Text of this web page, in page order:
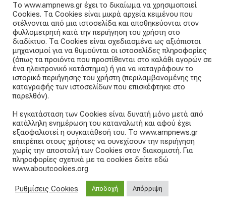
Articles straight into your inbox
Subscribe and receive our weekly newsletter.
m
Subscribe
Public Opinion - Ignition- A magazine theme for WordPress
A theme byCSSIgniter - Powered by WordPress
Το www.ampnews.gr έχει το δικαίωμα να χρησιμοποιεί
Cookies. Τα Cookies είναι μικρά αρχεία κειμένου που
στέλνονται από μια ιστοσελίδα και αποθηκεύονται στον
φυλλομετρητή κατά την περιήγηση του χρήστη στο
διαδίκτυο. Τα Cookies είναι σχεδιασμένα ως αξιόπιστοι
μηχανισμοί για να θυμούνται οι ιστοσελίδες πληροφορίες
(όπως τα προιόντα που προστίθενται στο καλάθι αγορών σε
ένα ηλεκτρονικό κατάστημα) ή για να καταγράφουν το
ιστορικό περιήγησης του χρήστη (περιλαμβανομένης της
καταγραφής των ιστοσελίδων που επισκέφτηκε στο
παρελθόν).
Η εγκατάσταση των Cookies είναι δυνατή μόνο μετά από
κατάλληλη ενημέρωση του καταναλωτή και αφού έχει
εξασφαλιστεί η συγκατάθεσή του. Το www.ampnews.gr
επιτρέπει στους χρήστες να συνεχίσουν την περιήγηση
χωρίς την αποστολή των Cookies στον διακομιστή. Για
πληροφορίες σχετικά με τα cookies δείτε εδώ
www.aboutcookies.org
Ρυθμίσεις Cookies Αποδοχή Απόρριψη